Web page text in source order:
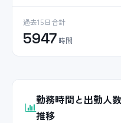
過去15日合計
5947 時間
勤務時間と出勤人
推移